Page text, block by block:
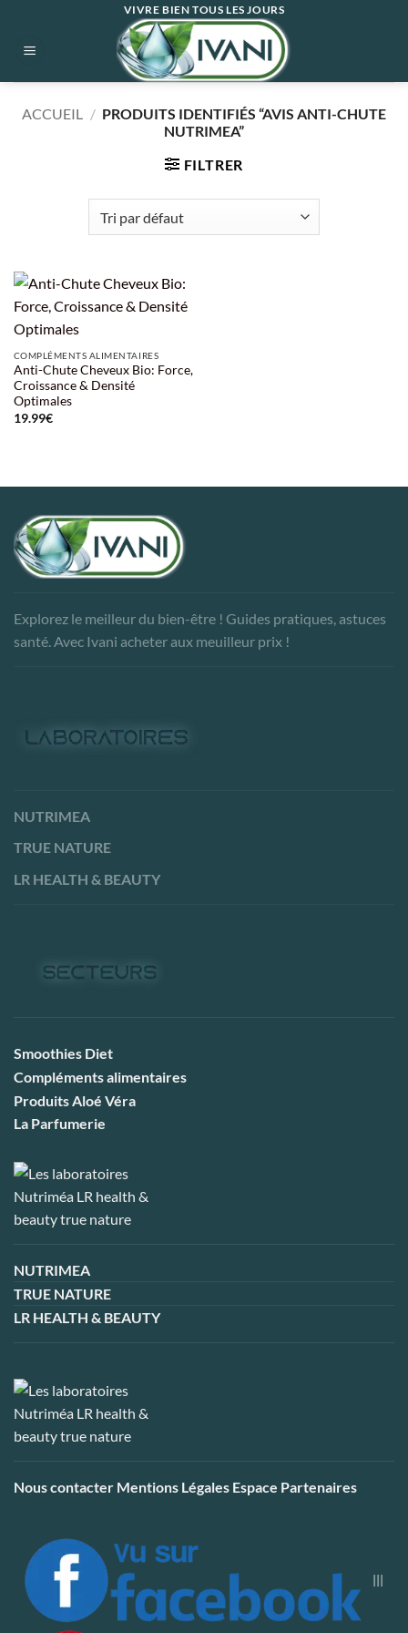
contenu
VIVRE BIEN TOUS LES JOURS
ACCUEIL / PRODUITS IDENTIFIÉS “AVIS ANTI-CHUTE
NUTRIMEA”
FILTRER
COMPLÉMENTS ALIMENTAIRES
Anti-Chute Cheveux Bio: Force,
Croissance & Densité
Optimales
19.99€
Explorez le meilleur du bien-être ! Guides pratiques, astuces
santé. Avec Ivani acheter aux meuilleur prix !
NUTRIMEA
TRUE NATURE
LR HEALTH & BEAUTY
Smoothies Diet
Compléments alimentaires
Produits Aloé Véra
La Parfumerie
NUTRIMEA
TRUE NATURE
LR HEALTH & BEAUTY
Nous contacter Mentions Légales Espace Partenaires
|||